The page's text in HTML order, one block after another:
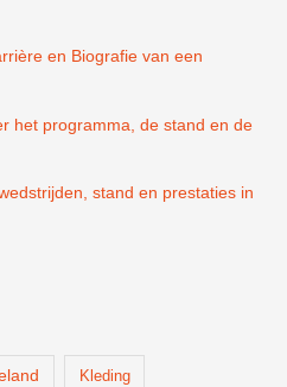
en Biografie van een
het programma, de stand en de
stand en prestaties in
Kleding